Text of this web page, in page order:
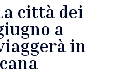
città dei
a
in